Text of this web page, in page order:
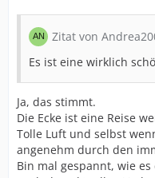
Zitat von
Es ist eine wirklich
Ja, das stimmt.
Die Ecke ist eine Reise
Tolle Luft und selbst
angenehm durch den
Bin mal gespannt, wie